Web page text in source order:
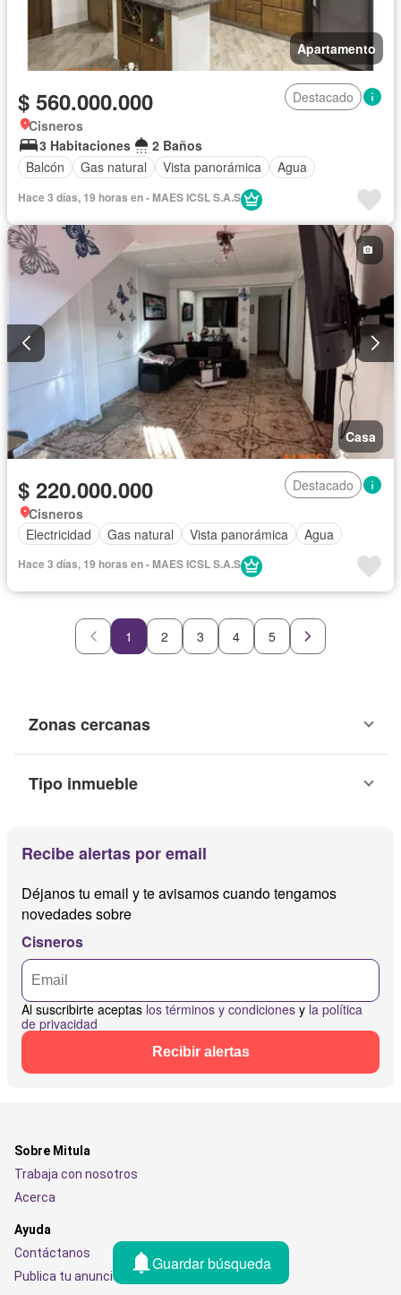
Apartamento
$ 560.000.000
Destacado
Cisneros
3 Habitaciones
2 Baños
Balcón
Gas natural Vista panorámica Agua
Hace 3 días, 19 horas en - MAES ICSL S.A.S
Casa
$ 220.000.000
Destacado
Cisneros
Electricidad
Gas natural Vista panorámica Agua
Hace 3 días, 19 horas en - MAES ICSL S.A.S
1 2 3 4 5
Zonas cercanas
Tipo inmueble
Recibe alertas por email
Déjanos tu email y te avisamos cuando tengamos
novedades sobre
Cisneros
Al suscribirte aceptas los términos y condiciones y la política
de privacidad
Recibir alertas
Guardar búsqueda
Sobre Mitula
Trabaja con nosotros
Acerca
Ayuda
Contáctanos
Publica tu anuncio